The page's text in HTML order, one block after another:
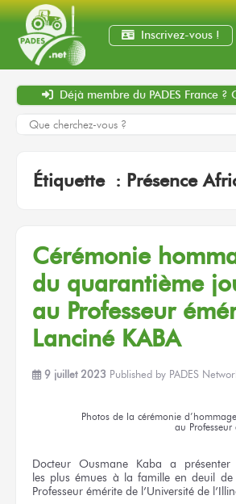
Inscrivez-vous !
Déjà membre du PADES France ?
Étiquette : Présence
Cérémonie
du quarantième
au Professeur
Lanciné KABA
9 juillet 2023 Published by PADES
Photos de la cérémonie d’hommage
au Professeur
Docteur Ousmane Kaba a présenter
les plus émues à la famille en deuil de
Professeur émérite de l’Université de